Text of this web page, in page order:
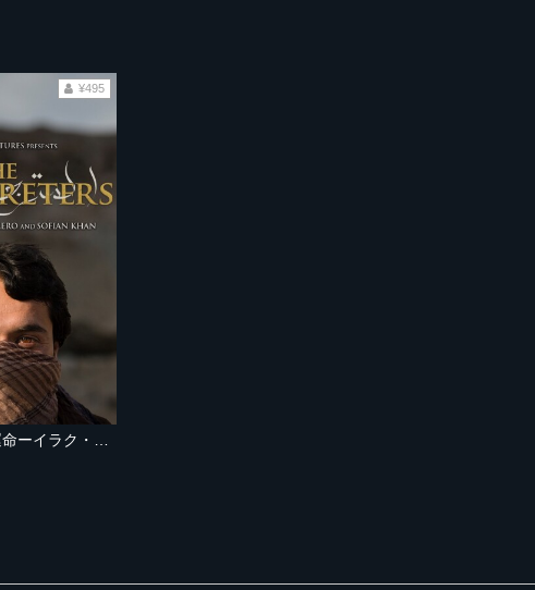
米軍協力者たちの運命ーイラク・アフガニスタンー
¥495